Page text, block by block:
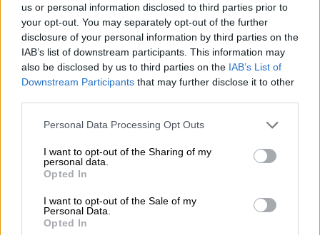
us or personal information disclosed to third parties prior to
your opt-out. You may separately opt-out of the further
disclosure of your personal information by third parties on the
IAB’s list of downstream participants. This information may
also be disclosed by us to third parties on the IAB’s List of
Downstream Participants that may further disclose it to other
Please note that this website/app uses one or more Google
not limited to your visit or usage behaviour. You may click to
grant or deny consent to Google and its third-party tags to
use your data for below specified purposes in below Google
consent section.
Personal Data Processing Opt Outs
I want to opt-out of the Sharing of my
personal data.
Opted In
I want to opt-out of the Sale of my
Personal Data.
Opted In
Το πρόγραμμα προβλέπει την εγκατάσταση
περισσότερων από2.000 καμερών σε αστικά
οδικά δίκτυα, τοποθετημένων με βάση την
υπόδειξη της ΕΛΑΣ, καθώς και500
εξειδικευμένων καμερών σε λεωφορεία.
Παράλληλα,388 νέες κάμερες
τοποθετούνται ήδη από τηνΠεριφέρεια
Αττικής, ενώ στη «μάχη» θα μπουν και οι
υπάρχουσες κάμερες σε
,ΟΑΣΑ
ΔΙΑΒΑΣΤΕ ΕΠΙΣΗΣ